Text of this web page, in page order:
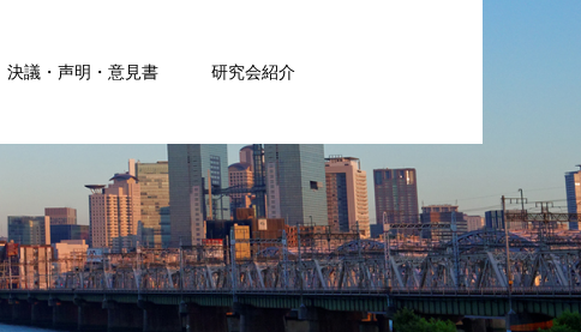
決議・声明・意見書 研究会紹介